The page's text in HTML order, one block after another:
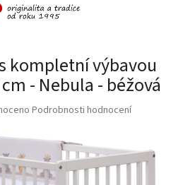
kompletní výbavou
- Nebula - béžová
Podrobnosti hodnocení